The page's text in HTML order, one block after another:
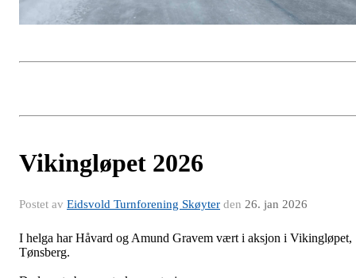
Vikingløpet 2026
Postet av Eidsvold Turnforening Skøyter den 26. jan 2026
I helga har Håvard og Amund Gravem vært i aksjon i Vikingløpet,
Tønsberg.